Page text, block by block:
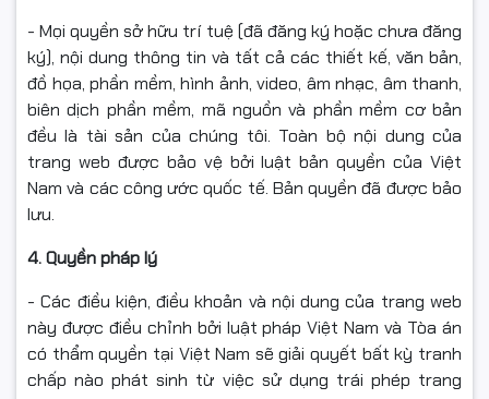
- Mọi quyền sở hữu trí tuệ (đã đăng ký hoặc chưa đăng
ký), nội dung thông tin và tất cả các thiết kế, văn bản,
đồ họa, phần mềm, hình ảnh, video, âm nhạc, âm thanh,
biên dịch phần mềm, mã nguồn và phần mềm cơ bản
đều là tài sản của chúng tôi. Toàn bộ nội dung của
trang web được bảo vệ bởi luật bản quyền của Việt
Nam và các công ước quốc tế. Bản quyền đã được bảo
lưu.
4. Quyền pháp lý
- Các điều kiện, điều khoản và nội dung của trang web
này được điều chỉnh bởi luật pháp Việt Nam và Tòa án
có thẩm quyền tại Việt Nam sẽ giải quyết bất kỳ tranh
chấp nào phát sinh từ việc sử dụng trái phép trang